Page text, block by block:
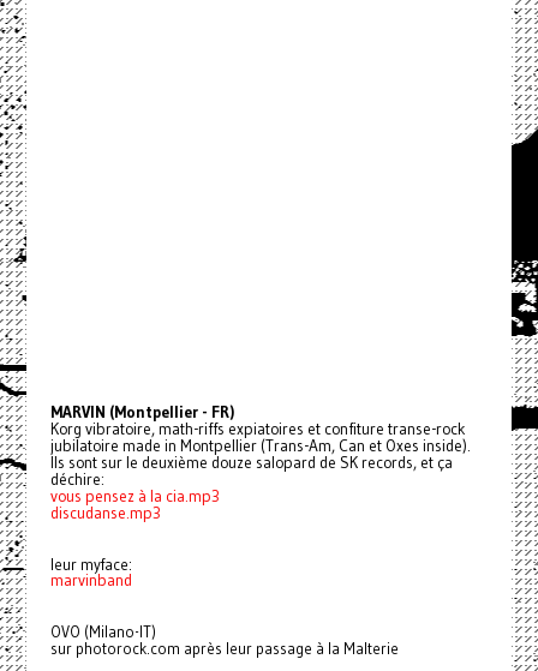
MARVIN (Montpellier - FR)
Korg vibratoire, math-riffs expiatoires et confiture transe-rock
jubilatoire made in Montpellier (Trans-Am, Can et Oxes inside).
Ils sont sur le deuxième douze salopard de SK records, et ça
déchire:
vous pensez à la cia.mp3
discudanse.mp3
leur myface:
marvinband
OVO (Milano-IT)
sur photorock.com après leur passage à la Malterie